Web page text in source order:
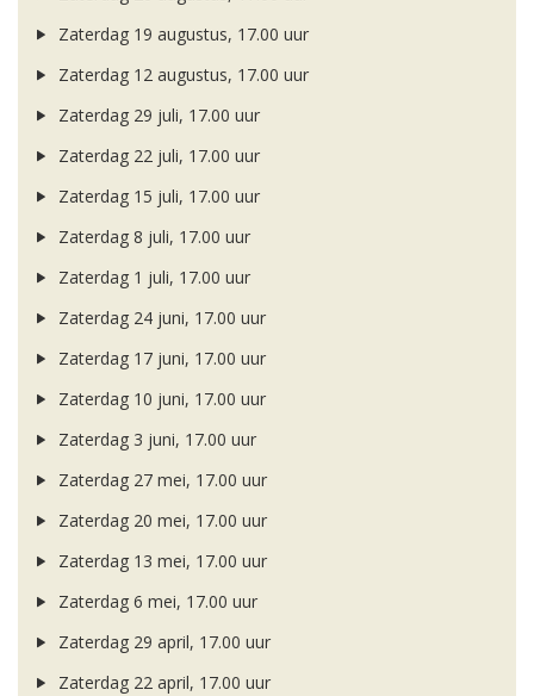
Zaterdag 19 augustus, 17.00 uur
Zaterdag 12 augustus, 17.00 uur
Zaterdag 29 juli, 17.00 uur
Zaterdag 22 juli, 17.00 uur
Zaterdag 15 juli, 17.00 uur
Zaterdag 8 juli, 17.00 uur
Zaterdag 1 juli, 17.00 uur
Zaterdag 24 juni, 17.00 uur
Zaterdag 17 juni, 17.00 uur
Zaterdag 10 juni, 17.00 uur
Zaterdag 3 juni, 17.00 uur
Zaterdag 27 mei, 17.00 uur
Zaterdag 20 mei, 17.00 uur
Zaterdag 13 mei, 17.00 uur
Zaterdag 6 mei, 17.00 uur
Zaterdag 29 april, 17.00 uur
Zaterdag 22 april, 17.00 uur